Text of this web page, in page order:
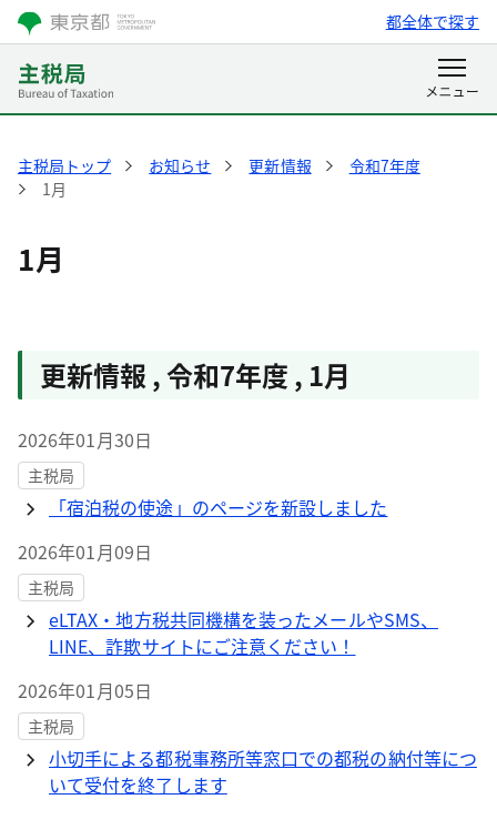
都全体で探す
主税局トップ お知らせ 更新情報
令和7年度
1月
1月
更新情報 ,令和7年度 , 1月
2026年01月30日
主税局
「宿泊税の使途」のページを新設しました
2026年01月09日
主税局
eLTAX・地方税共同機構を装ったメールやSMS、
LINE、詐欺サイトにご注意ください！
2026年01月05日
主税局
小切手による都税事務所等窓口での都税の納付等につ
いて受付を終了します